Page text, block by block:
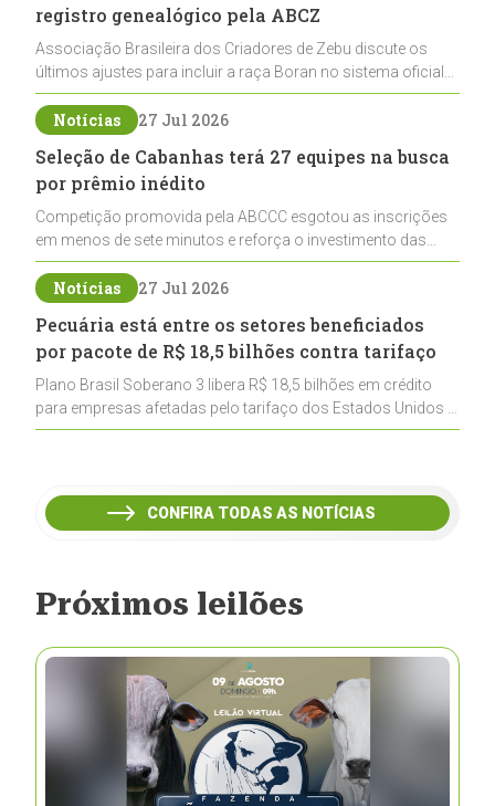
registro genealógico pela ABCZ
Associação Brasileira dos Criadores de Zebu discute os
últimos ajustes para incluir a raça Boran no sistema oficial
de registros, abrindo caminho para sua expansão na
pecuária nacional
Notícias 27 Jul 2026
Seleção de Cabanhas terá 27 equipes na busca
por prêmio inédito
Competição promovida pela ABCCC esgotou as inscrições
em menos de sete minutos e reforça o investimento das
cabanhas na seleção genética de Cavalos Crioulos voltados
ao laço
Notícias 27 Jul 2026
Pecuária está entre os setores beneficiados
por pacote de R$ 18,5 bilhões contra tarifaço
Plano Brasil Soberano 3 libera R$ 18,5 bilhões em crédito
para empresas afetadas pelo tarifaço dos Estados Unidos e
inclui a pecuária entre os setores estratégicos
CONFIRA TODAS AS NOTÍCIAS
Próximos leilões